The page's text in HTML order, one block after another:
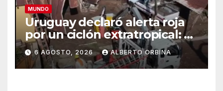
MUNDO
Uruguay declaró alerta roja
por un ciclón extratropical: al
menos un muerto
6 AGOSTO, 2026 ALBERTO ORBINA